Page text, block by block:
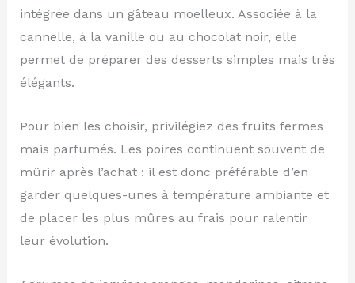
intégrée dans un gâteau moelleux. Associée à la
cannelle, à la vanille ou au chocolat noir, elle
permet de préparer des desserts simples mais très
élégants.
Pour bien les choisir, privilégiez des fruits fermes
mais parfumés. Les poires continuent souvent de
mûrir après l’achat : il est donc préférable d’en
garder quelques-unes à température ambiante et
de placer les plus mûres au frais pour ralentir
leur évolution.